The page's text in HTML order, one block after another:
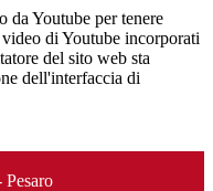
da Youtube per tenere
di Youtube incorporati
del sito web sta
dell'interfaccia di